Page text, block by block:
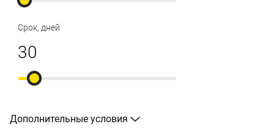
Срок, дней
Дополнительные условия